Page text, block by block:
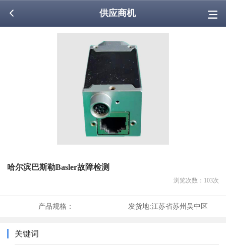
供应商机
哈尔滨巴斯勒Basler故障检测
浏览次数： 103次
产品规格： 发货地:江苏省苏州吴中区
关键词